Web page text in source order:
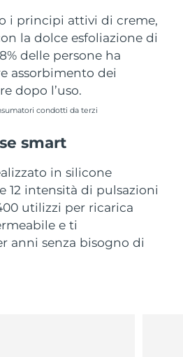
i principi attivi di creme,
la dolce esfoliazione di
delle persone ha
assorbimento dei
dopo l’uso.
condotti da terzi
smart
in silicone
12 intensità di pulsazioni
utilizzi per ricarica
e ti
anni senza bisogno di